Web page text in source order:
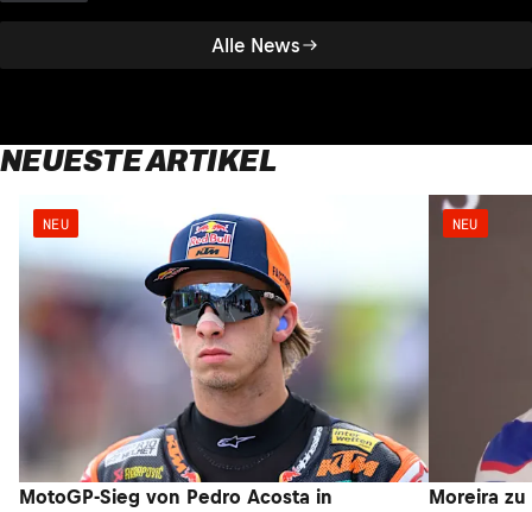
Alle News
NEUESTE ARTIKEL
NEU
MotoGP-Sieg von Pedro Acosta in
NEU
Moreira